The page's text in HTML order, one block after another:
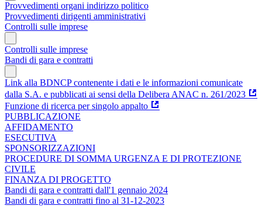
Provvedimenti organi indirizzo politico
Provvedimenti dirigenti amministrativi
Controlli sulle imprese
Controlli sulle imprese
Bandi di gara e contratti
Link alla BDNCP contenente i dati e le informazioni comunicate
dalla S.A. e pubblicati ai sensi della Delibera ANAC n. 261/2023
Funzione di ricerca per singolo appalto
PUBBLICAZIONE
AFFIDAMENTO
ESECUTIVA
SPONSORIZZAZIONI
PROCEDURE DI SOMMA URGENZA E DI PROTEZIONE
CIVILE
FINANZA DI PROGETTO
Bandi di gara e contratti dall'1 gennaio 2024
Bandi di gara e contratti fino al 31-12-2023